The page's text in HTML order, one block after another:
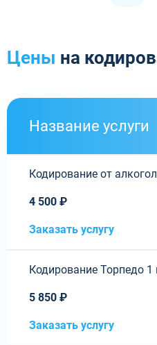
Цены на
Название услуги
Кодирование от
4 500 ₽
Заказать услугу
Кодирование Торпедо 1
5 850 ₽
Заказать услугу